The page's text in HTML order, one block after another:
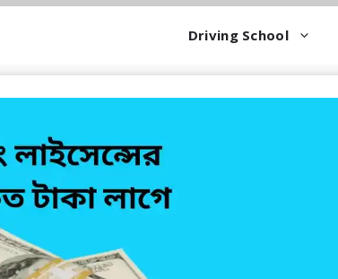
Driving School